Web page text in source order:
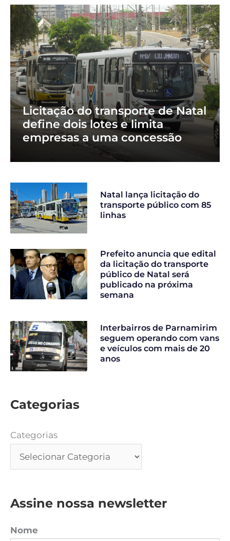
Licitação do transporte de Natal
define dois lotes e limita
empresas a uma concessão
Natal lança licitação do
transporte público com 85
linhas
Prefeito anuncia que edital
da licitação do transporte
público de Natal será
publicado na próxima
semana
Interbairros de Parnamirim
seguem operando com vans
e veículos com mais de 20
anos
Categorias
Categorias
Assine nossa newsletter
Nome